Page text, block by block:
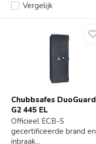
Vergelijk
Chubbsafes DuoGuard
G2 445 EL
Officieel ECB-S
gecertificeerde brand en
inbraak...